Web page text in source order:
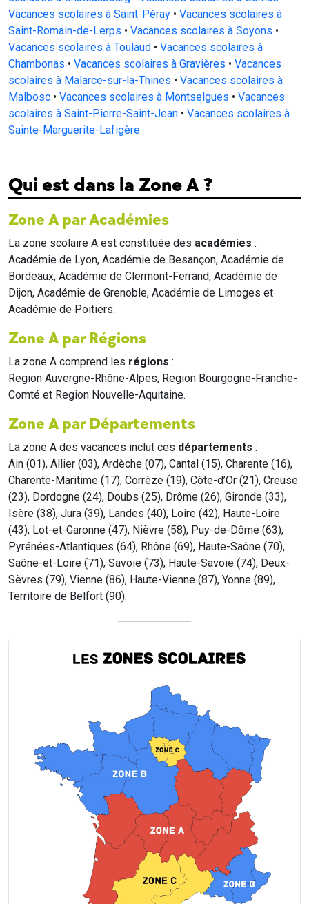
Vacances scolaires à Saint-Péray • Vacances scolaires à
Saint-Romain-de-Lerps • Vacances scolaires à Soyons •
Vacances scolaires à Toulaud • Vacances scolaires à
Chambonas • Vacances scolaires à Gravières • Vacances
scolaires à Malarce-sur-la-Thines • Vacances scolaires à
Malbosc • Vacances scolaires à Montselgues • Vacances
scolaires à Saint-Pierre-Saint-Jean • Vacances scolaires à
Sainte-Marguerite-Lafigère
Qui est dans la Zone A ?
Zone A par Académies
La zone scolaire A est constituée des académies :
Académie de Lyon, Académie de Besançon, Académie de
Bordeaux, Académie de Clermont-Ferrand, Académie de
Dijon, Académie de Grenoble, Académie de Limoges et
Académie de Poitiers.
Zone A par Régions
La zone A comprend les régions :
Region Auvergne-Rhône-Alpes, Region Bourgogne-Franche-
Comté et Region Nouvelle-Aquitaine.
Zone A par Départements
La zone A des vacances inclut ces départements :
Ain (01), Allier (03), Ardèche (07), Cantal (15), Charente (16),
Charente-Maritime (17), Corrèze (19), Côte-d’Or (21), Creuse
(23), Dordogne (24), Doubs (25), Drôme (26), Gironde (33),
Isère (38), Jura (39), Landes (40), Loire (42), Haute-Loire
(43), Lot-et-Garonne (47), Nièvre (58), Puy-de-Dôme (63),
Pyrénées-Atlantiques (64), Rhône (69), Haute-Saône (70),
Saône-et-Loire (71), Savoie (73), Haute-Savoie (74), Deux-
Sèvres (79), Vienne (86), Haute-Vienne (87), Yonne (89),
Territoire de Belfort (90).